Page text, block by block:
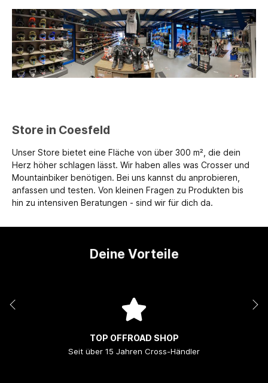
Store in Coesfeld
Unser Store bietet eine Fläche von über 300 m², die dein
Herz höher schlagen lässt. Wir haben alles was Crosser und
Mountainbiker benötigen. Bei uns kannst du anprobieren,
anfassen und testen. Von kleinen Fragen zu Produkten bis
hin zu intensiven Beratungen - sind wir für dich da.
Deine Vorteile
TOP OFFROAD SHOP
Seit über 15 Jahren Cross-Händler